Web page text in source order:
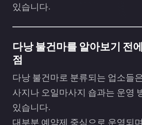
있습니다.
다낭 불건마를 알아보기 전
점
다낭 불건마로 분류되는 업소들
사지나 오일마사지 숍과는 운영
있습니다.
대부분 예약제 중심으로 운영되